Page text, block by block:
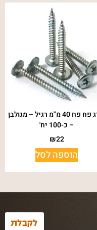
בורג פח פח 40 מ"מ רגיל – מגולבן
– כ-100 יח'
₪22
הוספה לסל
לקבלת